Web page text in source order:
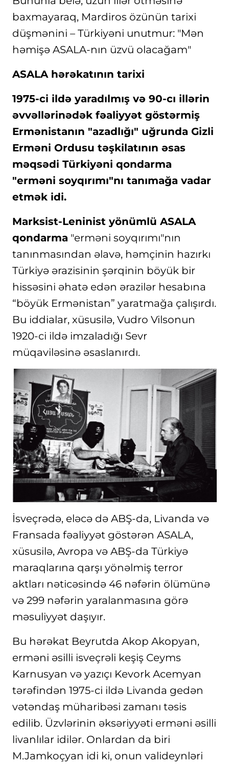
baxmayaraq, Mardiros özünün tarixi
düşmənini – Türkiyəni unutmur: "Mən
həmişə ASALA-nın üzvü olacağam"
ASALA hərəkatının tarixi
1975-ci ildə yaradılmış və 90-cı illərin
əvvəllərinədək fəaliyyət göstərmiş
Ermənistanın "azadlığı" uğrunda Gizli
Erməni Ordusu təşkilatının əsas
məqsədi Türkiyəni qondarma
"erməni soyqırımı"nı tanımağa vadar
etmək idi.
Marksist-Leninist yönümlü ASALA
qondarma "erməni soyqırımı"nın
tanınmasından əlavə, həmçinin hazırkı
Türkiyə ərazisinin şərqinin böyük bir
hissəsini əhatə edən ərazilər hesabına
“böyük Ermənistan” yaratmağa çalışırdı.
Bu iddialar, xüsusilə, Vudro Vilsonun
1920-ci ildə imzaladığı Sevr
müqaviləsinə əsaslanırdı.
İsveçrədə, eləcə də ABŞ-da, Livanda və
Fransada fəaliyyət göstərən ASALA,
xüsusilə, Avropa və ABŞ-da Türkiyə
maraqlarına qarşı yönəlmiş terror
aktları nəticəsində 46 nəfərin ölümünə
və 299 nəfərin yaralanmasına görə
məsuliyyət daşıyır.
Bu hərəkat Beyrutda Akop Akopyan,
erməni əsilli isveçrəli keşiş Ceyms
Karnusyan və yazıçı Kevork Acemyan
tərəfindən 1975-ci ildə Livanda gedən
vətəndaş müharibəsi zamanı təsis
edilib. Üzvlərinin əksəriyyəti erməni əsilli
livanlılar idilər. Onlardan da biri
M.Jamkoçyan idi ki, onun valideynləri